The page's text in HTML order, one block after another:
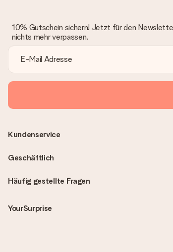
10% Gutschein sichern! Jetzt für den
nichts mehr verpassen.
Häufig gestellte Fragen
YourSurprise
Kundenservice
Geschäftlich